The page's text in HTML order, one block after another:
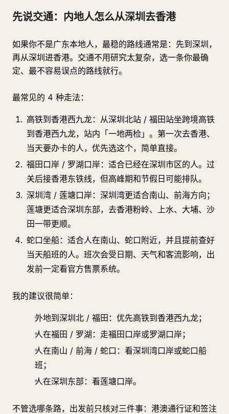
先说交通：内地人怎么从深圳去香港
如果你不是广东本地人，最稳的路线通常是：先到深圳，
再从深圳进香港。交通不用研究太复杂，选一条你最确
定、最不容易误点的路线就行。
最常见的 4 种走法：
高铁到香港西九龙：从深圳北站 / 福田站坐跨境高铁
到香港西九龙，站内「一地两检」。第一次去香港、
当天要办卡的人，优先选这个，简单直接。
福田口岸 / 罗湖口岸：适合已经在深圳市区的人。过
关后接香港东铁线，但高峰期和节假日可能排队。
深圳湾 / 莲塘口岸：深圳湾更适合南山、前海方向；
莲塘更适合深圳东部，去香港粉岭、上水、大埔、沙
田一带更顺。
蛇口坐船：适合人在南山、蛇口附近，并且提前查好
当天船班的人。班次会受日期、天气和客流影响，出
发前一定看官方售票系统。
我的建议很简单：
外地到深圳北 / 福田：优先高铁到香港西九龙；
人在福田 / 罗湖：走福田口岸或罗湖口岸；
人在南山 / 前海 / 蛇口：看深圳湾口岸或蛇口船
班；
人在深圳东部：看莲塘口岸。
不管选哪条路，出发前只核对三件事：港澳通行证和签注